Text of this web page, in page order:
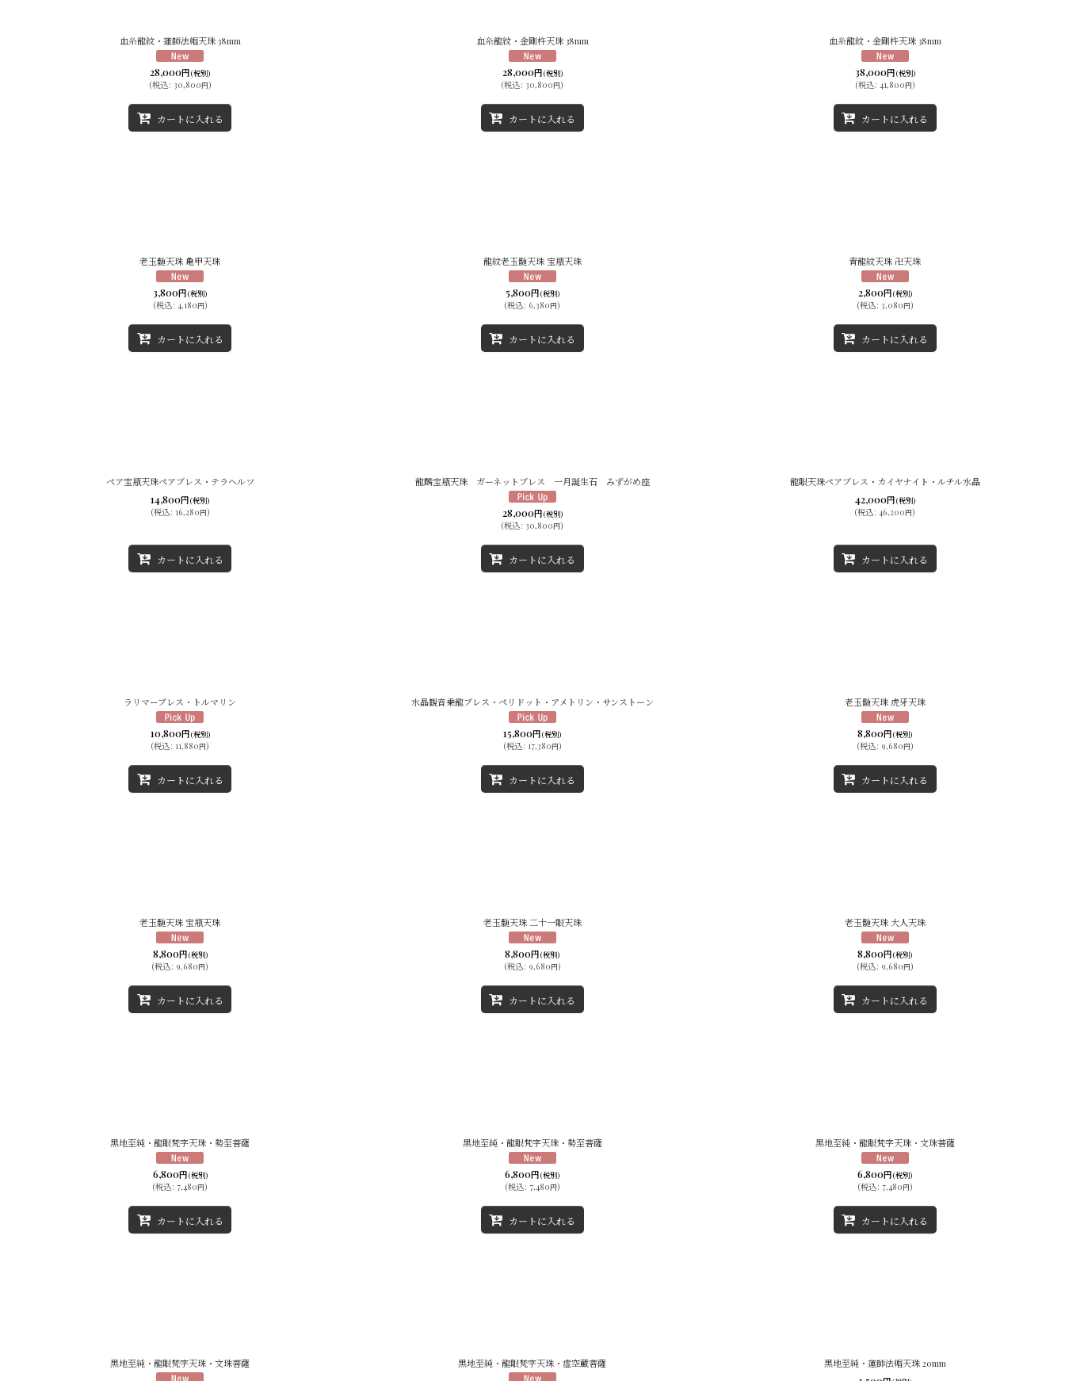
血糸龍紋・蓮師法帽天珠 38mm
28,000円(税別)
(税込: 30,800円)
カートに入れる
血糸龍紋・金剛杵天珠 38mm
28,000円(税別)
(税込: 30,800円)
カートに入れる
血糸龍紋・金剛杵天珠 38mm
38,000円(税別)
(税込: 41,800円)
カートに入れる
老玉髄天珠 亀甲天珠
3,800円(税別)
(税込: 4,180円)
カートに入れる
龍紋老玉髄天珠 宝瓶天珠
5,800円(税別)
(税込: 6,380円)
カートに入れる
青龍紋天珠 卍天珠
2,800円(税別)
(税込: 3,080円)
カートに入れる
ペア宝瓶天珠ペアブレス・テラヘルツ
14,800円(税別)
(税込: 16,280円)
カートに入れる
龍麟宝瓶天珠 ガーネットブレス 一月誕生石 みずがめ座
28,000円(税別)
(税込: 30,800円)
カートに入れる
龍眼天珠ペアブレス・カイヤナイト・ルチル水晶
42,000円(税別)
(税込: 46,200円)
カートに入れる
ラリマーブレス・トルマリン
10,800円(税別)
(税込: 11,880円)
カートに入れる
水晶観音乗龍ブレス・ペリドット・アメトリン・サンストーン
15,800円 (税別)
(税込: 17,380円)
カートに入れる
老玉髄天珠 虎牙天珠
8,800円(税別)
(税込: 9,680円)
カートに入れる
老玉髄天珠 宝瓶天珠
8,800円(税別)
(税込: 9,680円)
カートに入れる
老玉髄天珠 二十一眼天珠
8,800円 (税別)
(税込: 9,680円)
カートに入れる
老玉髄天珠 大人天珠
8,800円(税別)
(税込: 9,680円)
カートに入れる
黒地至純・龍眼梵字天珠・勢至菩薩
6,800円(税別)
(税込: 7,480円)
カートに入れる
黒地至純・龍眼梵字天珠・勢至菩薩
6,800円 (税別)
(税込: 7,480円)
カートに入れる
黒地至純・龍眼梵字天珠・文珠菩薩
6,800円(税別)
(税込: 7,480円)
カートに入れる
黒地至純・龍眼梵字天珠・文珠菩薩 黒地至純・龍眼梵字天珠・虚空蔵菩薩 黒地至純・蓮師法帽天珠 20mm